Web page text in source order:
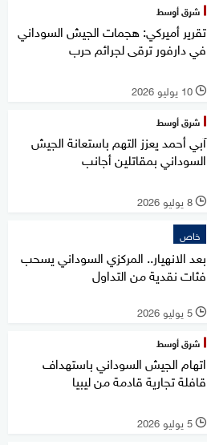
شرق أوسط
تقرير أميركي: هجمات الجيش السوداني
في دارفور ترقى لجرائم حرب
l 10 يوليو 2026
شرق أوسط
آبي أحمد يعزز التهم باستعانة الجيش
السوداني بمقاتلين أجانب
l 8 يوليو 2026
خاص
بعد الانهيار.. المركزي السوداني يسحب
فئات نقدية من التداول
l 5 يوليو 2026
شرق أوسط
اتهام الجيش السوداني باستهداف
قافلة تجارية قادمة من ليبيا
l 5 يوليو 2026